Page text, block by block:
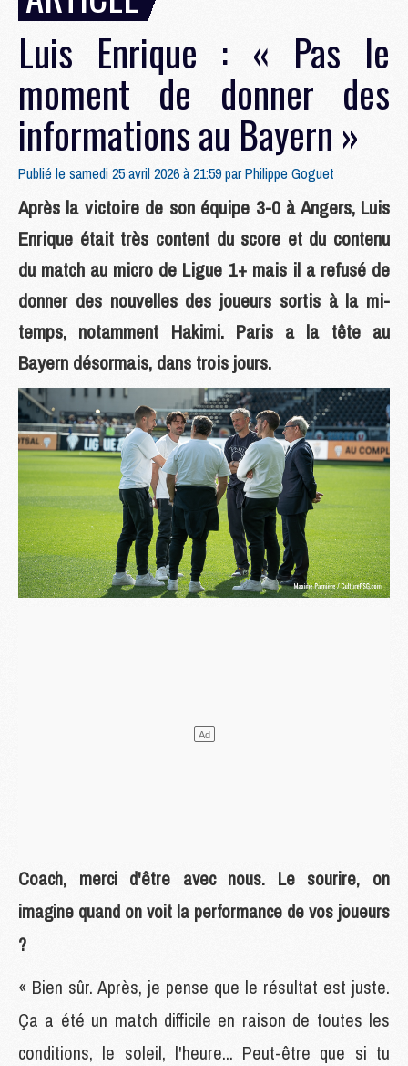
Luis Enrique : « Pas le
moment de donner des
informations au Bayern »
Publié le samedi 25 avril 2026 à 21:59 parPhilippe Goguet
Après la victoire de son équipe 3-0 à Angers, Luis
Enrique était très content du score et du contenu
du match au micro de Ligue 1+ mais il a refusé de
donner des nouvelles des joueurs sortis à la mi-
temps, notamment Hakimi. Paris a la tête au
Bayern désormais, dans trois jours.
Coach, merci d'être avec nous. Le sourire, on
imagine quand on voit la performance de vos joueurs
?
« Bien sûr. Après, je pense que le résultat est juste.
Ça a été un match difficile en raison de toutes les
conditions, le soleil, l'heure... Peut-être que si tu